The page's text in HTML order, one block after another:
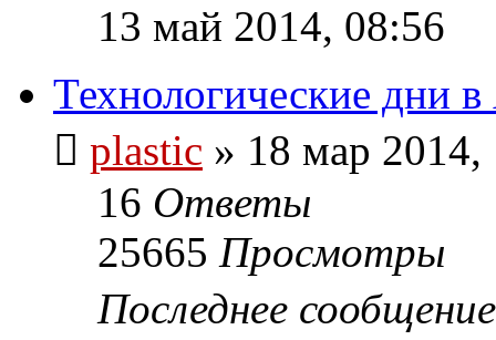
13 май 2014, 08:56
Технологические дни
plastic » 18 мар 2014,
16 Ответы
25665 Просмотры
Последнее